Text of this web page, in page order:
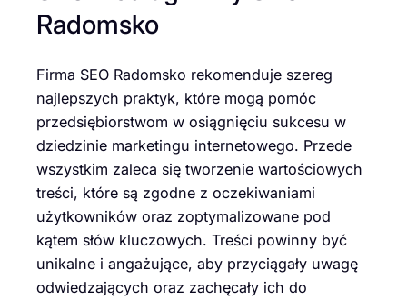
Radomsko
Firma SEO Radomsko rekomenduje szereg
najlepszych praktyk, które mogą pomóc
przedsiębiorstwom w osiągnięciu sukcesu w
dziedzinie marketingu internetowego. Przede
wszystkim zaleca się tworzenie wartościowych
treści, które są zgodne z oczekiwaniami
użytkowników oraz zoptymalizowane pod
kątem słów kluczowych. Treści powinny być
unikalne i angażujące, aby przyciągały uwagę
odwiedzających oraz zachęcały ich do